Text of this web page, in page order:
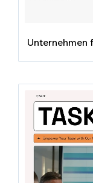
Unternehmen